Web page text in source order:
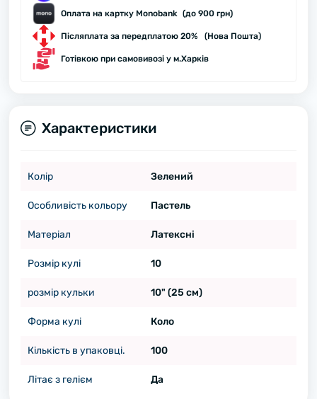
Оплата на картку Monobank (до 900 грн)
Післяплата за передплатою 20% (Нова Пошта)
Готівкою при самовивозі у м.Харків
Характеристики
Колір Зелений
Особливість кольору Пастель
Матеріал Латексні
Розмір кулі 10
розмір кульки 10" (25 см)
Форма кулі Коло
Кількість в упаковці. 100
Літає з гелієм Да